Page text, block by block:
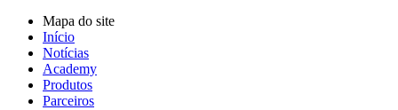
Mapa do site
Início
Notícias
Academy
Produtos
Parceiros